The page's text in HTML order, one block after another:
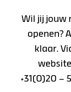
Wil jij jouw
openen?
klaar.
+31(0)20 –